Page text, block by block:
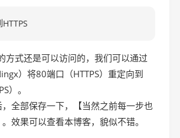
方式还是可以访问的，我们可以通过
）将80端口（HTTPS）重定向到
）。
全部保存一下，【当然之前每一步也
效果可以查看本博客，貌似不错。